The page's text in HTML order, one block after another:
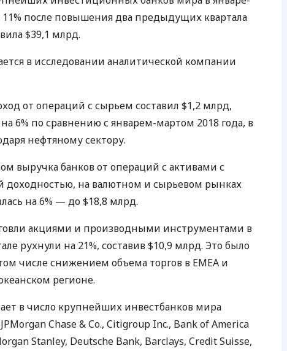
ЕЖЕМЕСЯЧНЫЙ ОБЗОР
БАНКОВСКИМ КАРТАМ
11% после повышения два предыдущих квартала
$39,1 млрд.
в исследовании аналитической компании
от операций с сырьем составил $1,2 млрд,
6% по сравнению с январем-мартом 2018 года, в
нефтяному сектору.
выручка банков от операций с активами с
доходностью, на валютном и сырьевом рынках
на 6% — до $18,8 млрд.
акциями и производными инструментами в
рухнули на 21%, составив $10,9 млрд. Это было
числе снижением объема торгов в EMEA и
регионе.
в число крупнейших инвестбанков мира
JPMorgan Chase & Co., Citigroup Inc., Bank of America
Stanley, Deutsche Bank, Barclays, Credit Suisse,